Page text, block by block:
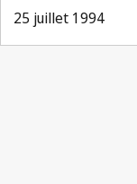
25 juillet 1994